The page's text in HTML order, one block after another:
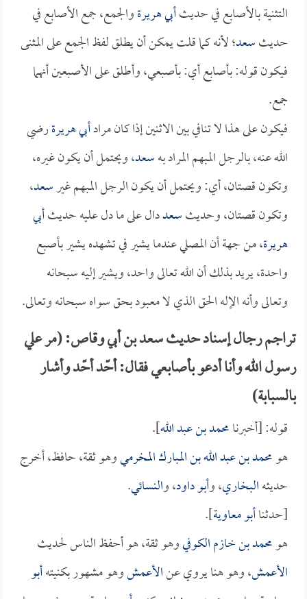
التثنية بالأصابع في حديثأبي هريرةوالجمع، جمع الأصابع في
حديثسعد؛ لأنه كما قلت يمكن أن يطلق لفظ الجمع على المثنى
فيكون قوله: بأصابع أي: بأصبعي، وأطلق على الأصبعين أنهما
جمع.
فيكون على هذا لا تنافي بين الاثنين إذا كان مرادأبي هريرةرضي
الله عنه، بالرجل المبهم المراد بهسعد، ويحتمل أن يكون غيره،
وتكون قصتان، أي: ويحتمل أن يكون الرجل المبهم غيرسعد،
وتكون قصتان، وحديثسعددال على ما دل عليه حديثأبي
هريرة، من جهة أن المصلي عندما يشير في تشهده يشير بأصبع
واحدة، يريد بذلك أن الله تعالى واحد، ويشير إليه سبحانه
وتعالى وأنه الإله الحق الذي لا معبود بحق سواه سبحانه وتعالى.
تراجم رجال إسناد حديث سعد بن أبي وقاص: (مر علي
رسول الله وأنا أدعو بأصابعي فقال: أحّد أحّد وأشار
بالسبابة)
قوله: [أخبرنامحمد بن عبد الله].
هومحمد بن عبد الله بن المبارك المخرميوهو ثقة، حافظ، أخرج
حديثهالبخاري، وأبو داود، والنسائي.
[حدثناأبو معاوية].
هومحمد بن خازم الكوفيوهو ثقة، هو أحفظ الناس لحديث
الأعمش، وهو هنا يروي عنالأعمشوهو مشهور بكنيتهأبو